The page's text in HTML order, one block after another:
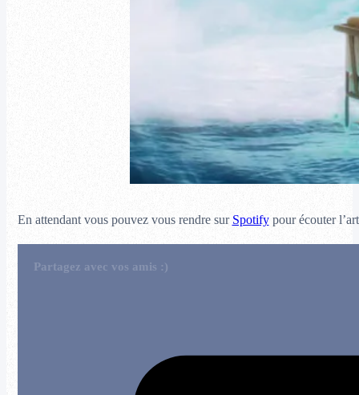
En attendant vous pouvez vous rendre sur Spotifypour écouter
Partagez avec vos amis :)